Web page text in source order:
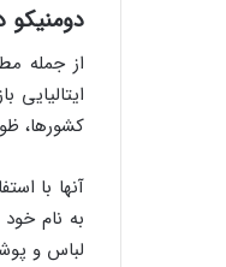
دومنیکو
از جمله
کشورها،
آنها با
لباس و